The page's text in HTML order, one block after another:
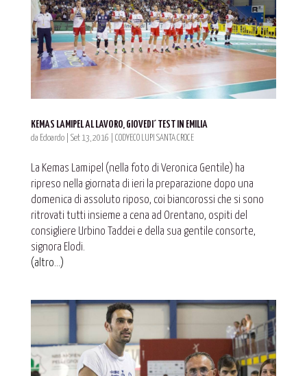
KEMAS LAMIPEL AL LAVORO, GIOVEDI´ TEST IN EMILIA
da Edoardo| Set 13, 2016 CODYECO LUPI SANTA CROCE
La Kemas Lamipel (nella foto di Veronica Gentile) ha
ripreso nella giornata di ieri la preparazione dopo una
domenica di assoluto riposo, coi biancorossi che si sono
ritrovati tutti insieme a cena ad Orentano, ospiti del
consigliere Urbino Taddei e della sua gentile consorte,
signora Elodi.
(altro…)